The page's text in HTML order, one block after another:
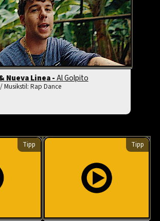
Nueva Linea -Al Golpito
Musikstil: Rap Dance
Tipp Tipp